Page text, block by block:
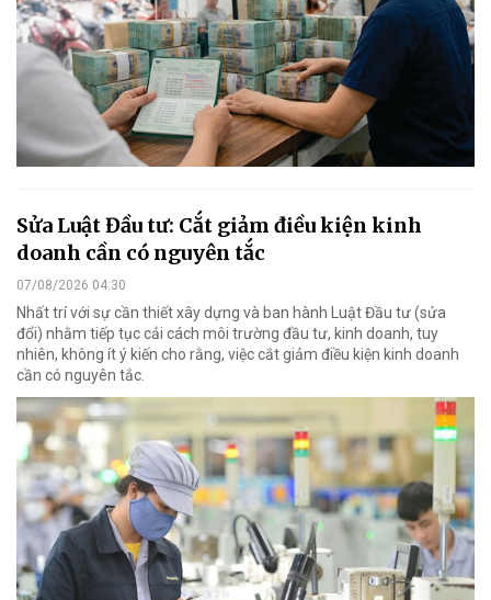
Sửa Luật Đầu tư: Cắt giảm điều kiện kinh
doanh cần có nguyên tắc
07/08/2026 04:30
Nhất trí với sự cần thiết xây dựng và ban hành Luật Đầu tư (sửa
đổi) nhằm tiếp tục cải cách môi trường đầu tư, kinh doanh, tuy
nhiên, không ít ý kiến cho rằng, việc cắt giảm điều kiện kinh doanh
cần có nguyên tắc.